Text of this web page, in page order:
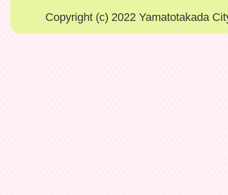
Copyright (c) 2022 Yamatotakada